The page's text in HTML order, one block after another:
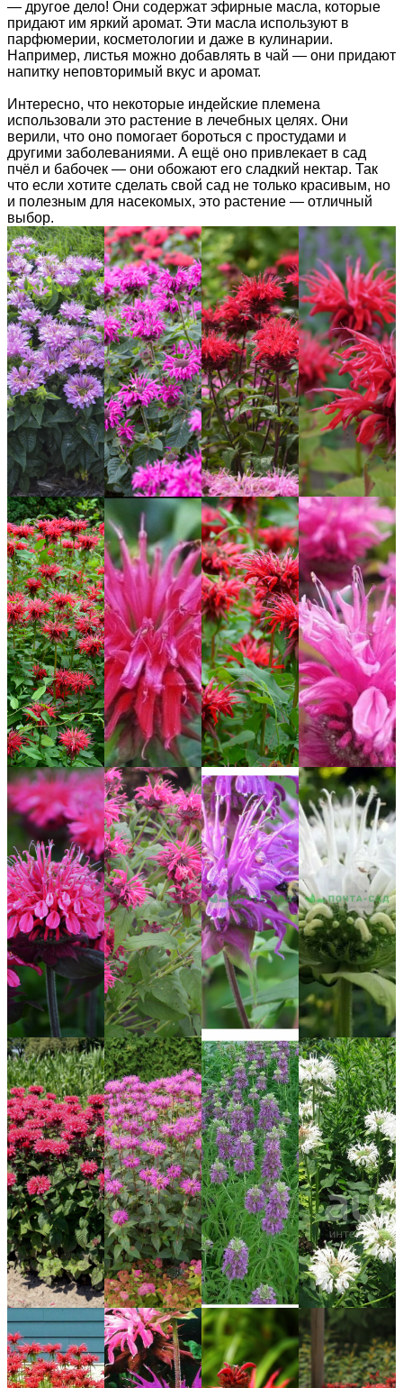
— другое дело! Они содержат эфирные масла, которые
придают им яркий аромат. Эти масла используют в
парфюмерии, косметологии и даже в кулинарии.
Например, листья можно добавлять в чай — они придают
напитку неповторимый вкус и аромат.
Интересно, что некоторые индейские племена
использовали это растение в лечебных целях. Они
верили, что оно помогает бороться с простудами и
другими заболеваниями. А ещё оно привлекает в сад
пчёл и бабочек — они обожают его сладкий нектар. Так
что если хотите сделать свой сад не только красивым, но
и полезным для насекомых, это растение — отличный
выбор.